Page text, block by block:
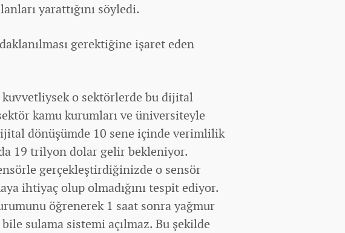
yarattığını söyledi.
gerektiğine işaret eden
o sektörlerde bu dijital
kamu kurumları ve üniversiteyle
dönüşümde 10 sene içinde verimlilik
19 trilyon dolar gelir bekleniyor.
gerçekleştirdiğinizde o sensör
ihtiyaç olup olmadığını tespit ediyor.
öğrenerek 1 saat sonra yağmur
sulama sistemi açılmaz. Bu şekilde